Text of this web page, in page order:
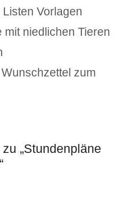
Listen Vorlagen
mit niedlichen Tieren
zum
„Stundenpläne